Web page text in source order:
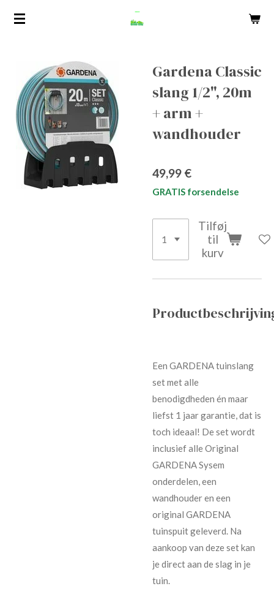
Spring
Gardena Classic
slang 1/2", 20m
+ arm +
wandhouder
49,99 €
GRATIS forsendelse
Tilføj
til
kurv
Een GARDENA tuinslang
set met alle
benodigdheden én maar
liefst 1 jaar garantie, dat is
toch ideaal! De set wordt
inclusief alle Original
GARDENA Sysem
onderdelen, een
wandhouder en een
original GARDENA
tuinspuit geleverd. Na
aankoop van deze set kan
je direct aan de slag in je
tuin.